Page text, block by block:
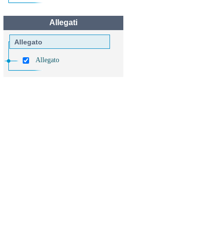
Allegati
Allegato
Allegato